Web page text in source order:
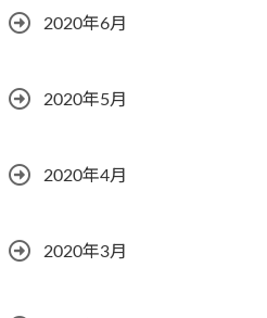
2020年6月
2020年5月
2020年4月
2020年3月